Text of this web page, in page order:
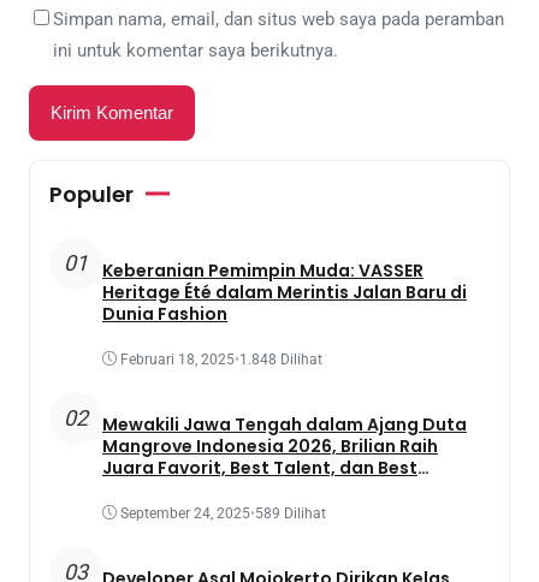
Simpan nama, email, dan situs web saya pada peramban
ini untuk komentar saya berikutnya.
Populer
01
Keberanian Pemimpin Muda: VASSER
Heritage Été dalam Merintis Jalan Baru di
Dunia Fashion
Februari 18, 2025•1.848 Dilihat
02
Mewakili Jawa Tengah dalam Ajang Duta
Mangrove Indonesia 2026, Brilian Raih
Juara Favorit, Best Talent, dan Best
September 24, 2025•589 Dilihat
03